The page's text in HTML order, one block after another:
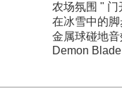
农场氛围 "
在冰雪中的
金属球碰地音
Demon